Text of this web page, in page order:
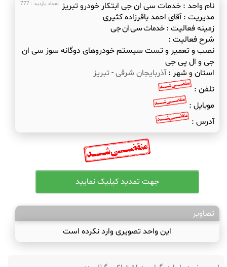
تعداد بازدید : 777 نام واحد :خدمات سی ان جی ابتکار خودرو تبریز
مدیریت :آقای احمد باقرزاده کثیری
زمینه فعالیت :خدمات سی ان جی
شرح فعالیت :
نصب و تعمیر و تست سیستم خودروهای دوگانه سوز سی ان
جی و ال پی جی
استان و شهر :آذربایجان شرقی- تبریز
تلفن :
موبایل :
آدرس :
تصاویر
این واحد تصویری وارد نکرده است